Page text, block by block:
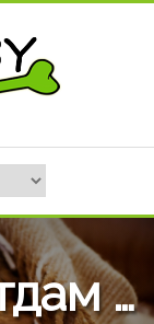
Ягдтерьер: Отдам в хорошие руки